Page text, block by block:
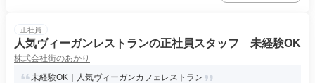
正社員
人気ヴィーガンレストランの正社員スタッフ 未経験OK
株式会社街のあかり
未経験OK｜人気ヴィーガンカフェレストラン